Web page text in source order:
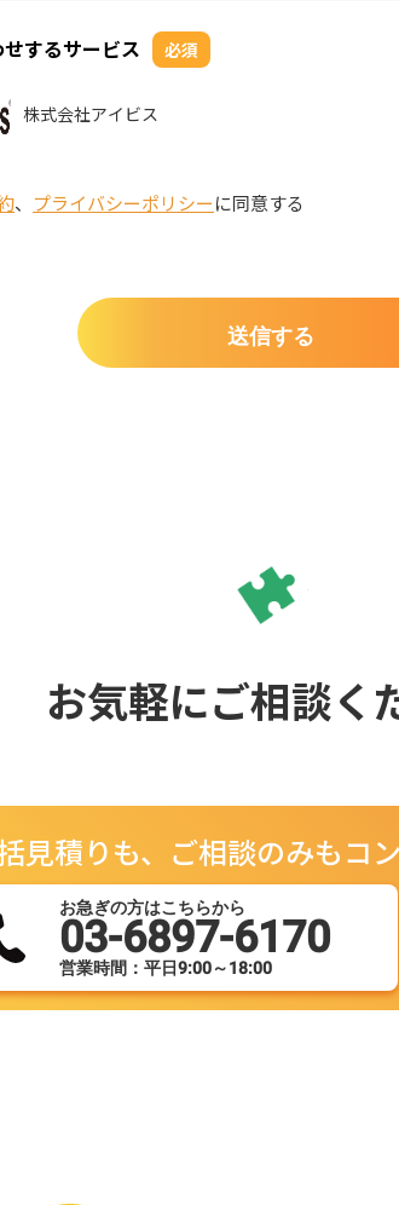
するサービス 必須
株式会社アイビス
、 プライバシーポリシーに同意する
送信する
お気軽にご相談く
見積りも、ご相談のみもコ
お急ぎの方はこちらから
03-6897-6170
営業時間：平日9:00～18:00